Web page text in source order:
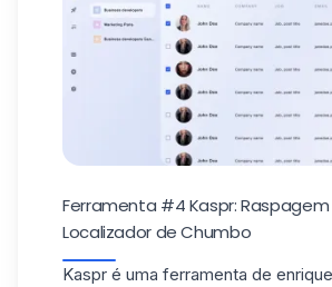
Ferramenta #4 Kaspr:
Localizador de Chumbo
Kaspr é uma ferramenta de